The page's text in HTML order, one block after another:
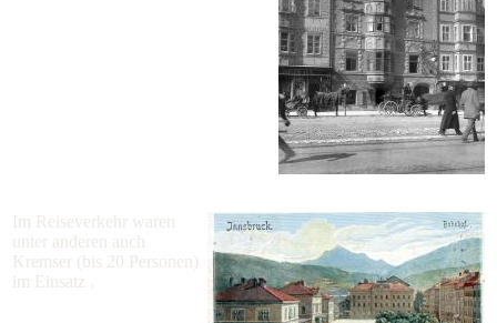
Im Reiseverkehr waren
unter anderen auch
Kremser (bis 20 Personen)
im Einsatz .